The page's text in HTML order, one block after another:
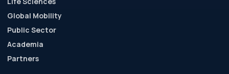
Global Mobility
Public Sector
Academia
Partners